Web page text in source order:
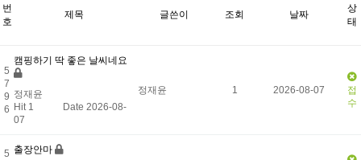
번
호
제목 글쓴이 조회 날짜
상
태
5
7
9
6
캠핑하기 딱 좋은 날씨네요
정재윤
Hit 1
Date 2026-08-
07
정재윤 1 2026-08-07
접
수
5 출장안마